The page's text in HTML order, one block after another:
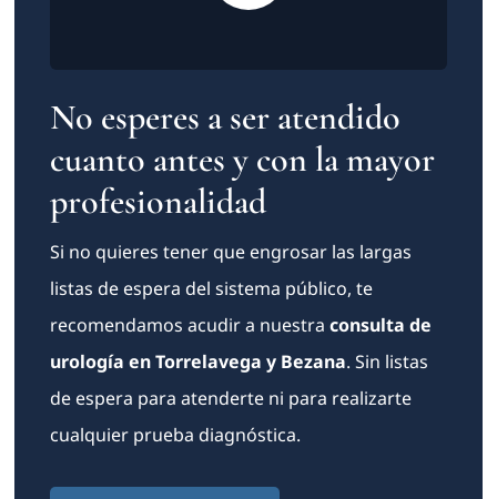
No esperes a ser atendido
cuanto antes y con la mayor
profesionalidad
Si no quieres tener que engrosar las largas
listas de espera del sistema público, te
recomendamos acudir a nuestra consulta de
urología en Torrelavega y Bezana. Sin listas
de espera para atenderte ni para realizarte
cualquier prueba diagnóstica.